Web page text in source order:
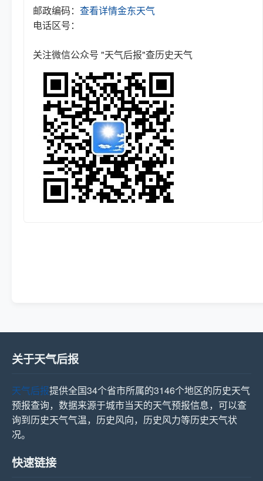
邮政编码：
电话区号：
查看详情金东天气
关注微信公众号 "天气后报"查历史天气
关于天气后报
天气后报提供全国34个省市所属的3146个地区的历史天气
预报查询，数据来源于城市当天的天气预报信息，可以查
询到历史天气气温，历史风向，历史风力等历史天气状
况。
快速链接